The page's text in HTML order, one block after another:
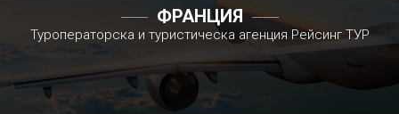
ФРАНЦИЯ
Туроператорска и туристическа агенция Рейсинг ТУР